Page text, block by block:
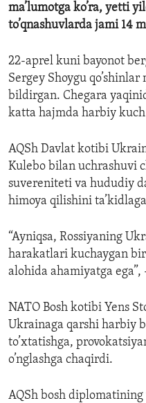
ma’lumotga ko’ra, yetti
to’qnashuvlarda jami 14
22-aprel kuni bayonot
Sergey Shoygu
bildirgan. Chegara
katta hajmda harbiy
AQSh Davlat kotibi
Kulebo bilan uchrashuvi
suvereniteti va hududiy
himoya qilishini
“Ayniqsa, Rossiyaning
harakatlari kuchaygan
alohida ahamiyatga
NATO Bosh kotibi Yens
Ukrainaga qarshi harbiy
to’xtatishga,
o’nglashga chaqirdi.
AQSh bosh diplomatining